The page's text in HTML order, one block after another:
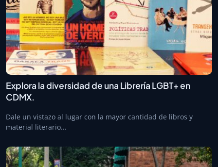
Explora la diversidad de una Librería LGBT+ en
CDMX.
Dale un vistazo al lugar con la mayor cantidad de libros y
material literario...